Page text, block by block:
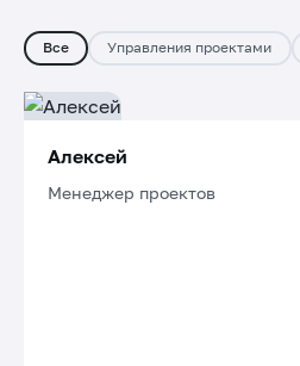
Все Управления проектами
Алексей
Менеджер проектов